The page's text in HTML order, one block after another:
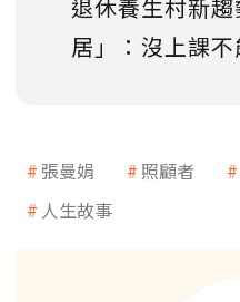
退休養生村新
居」：沒上課
張曼娟 照顧者
人生故事